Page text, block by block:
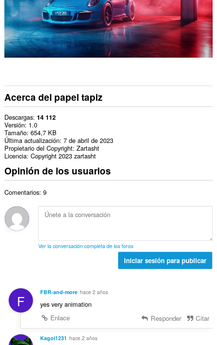
Acerca del papel tapiz
Descargas 14 112
Versión 1.0
Tamaño 654,7 KB
Última actualización 7 de abril de 2023
Propietario del Copyright Zartasht
Licencia Copyright 2023 zartasht
Opinión de los usuarios
Comentarios: 9
Ver la conversación completa de los foros
Iniciar sesión para publicar
F FBR-and-more hace 2 años
yes very animation
Enlace
Responder Citar
Kagol1231 hace 2 años